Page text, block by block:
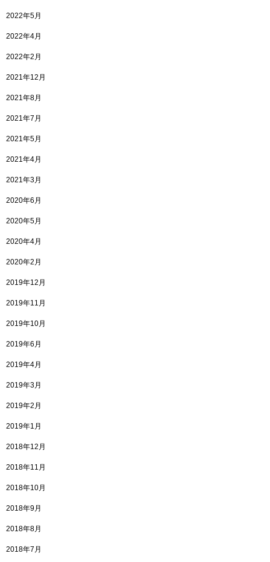
2022年5月
2022年4月
2022年2月
2021年12月
2021年8月
2021年7月
2021年5月
2021年4月
2021年3月
2020年6月
2020年5月
2020年4月
2020年2月
2019年12月
2019年11月
2019年10月
2019年6月
2019年4月
2019年3月
2019年2月
2019年1月
2018年12月
2018年11月
2018年10月
2018年9月
2018年8月
2018年7月